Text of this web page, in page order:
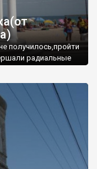
получилось,пройти
радиальные